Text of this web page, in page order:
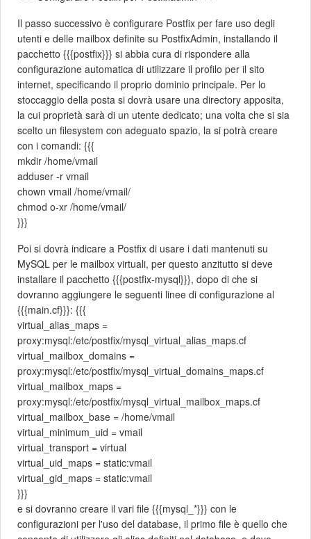
Il passo successivo è configurare Postfix per fare uso degli
utenti e delle mailbox definite su PostfixAdmin, installando il
pacchetto {{{postfix}}} si abbia cura di rispondere alla
configurazione automatica di utilizzare il profilo per il sito
internet, specificando il proprio dominio principale. Per lo
stoccaggio della posta si dovrà usare una directory apposita,
la cui proprietà sarà di un utente dedicato; una volta che si sia
scelto un filesystem con adeguato spazio, la si potrà creare
con i comandi: {{{
mkdir /home/vmail
adduser -r vmail
chown vmail /home/vmail/
chmod o-xr /home/vmail/
}}}
Poi si dovrà indicare a Postfix di usare i dati mantenuti su
MySQL per le mailbox virtuali, per questo anzitutto si deve
installare il pacchetto {{{postfix-mysql}}}, dopo di che si
dovranno aggiungere le seguenti linee di configurazione al
{{{main.cf}}}: {{{
virtual_alias_maps =
proxy:mysql:/etc/postfix/mysql_virtual_alias_maps.cf
virtual_mailbox_domains =
proxy:mysql:/etc/postfix/mysql_virtual_domains_maps.cf
virtual_mailbox_maps =
proxy:mysql:/etc/postfix/mysql_virtual_mailbox_maps.cf
virtual_mailbox_base = /home/vmail
virtual_minimum_uid = vmail
virtual_transport = virtual
virtual_uid_maps = static:vmail
virtual_gid_maps = static:vmail
}}}
e si dovranno creare il vari file {{{mysql_*}}} con le
configurazioni per l'uso del database, il primo file è quello che